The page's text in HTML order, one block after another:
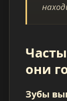
они
Зубы